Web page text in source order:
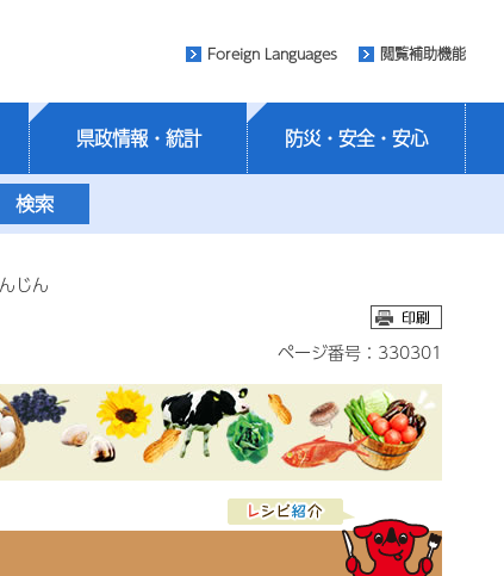
Foreign Languages 閲覧補助機能
県政情報・統計 防災・安全・安心
じん
ページ番号：330301